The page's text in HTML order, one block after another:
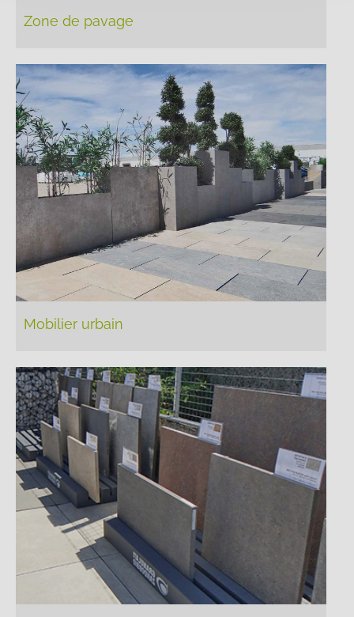
Zone de pavage
Mobilier urbain